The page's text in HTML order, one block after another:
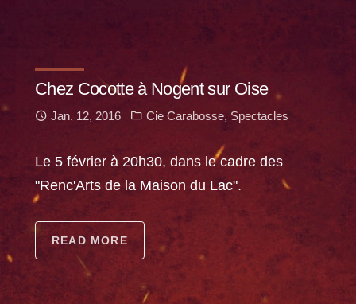
Chez Cocotte à Nogent sur Oise
Jan. 12, 2016 Cie Carabosse, Spectacles
Le 5 février à 20h30, dans le cadre des
"Renc'Arts de la Maison du Lac".
READ MORE